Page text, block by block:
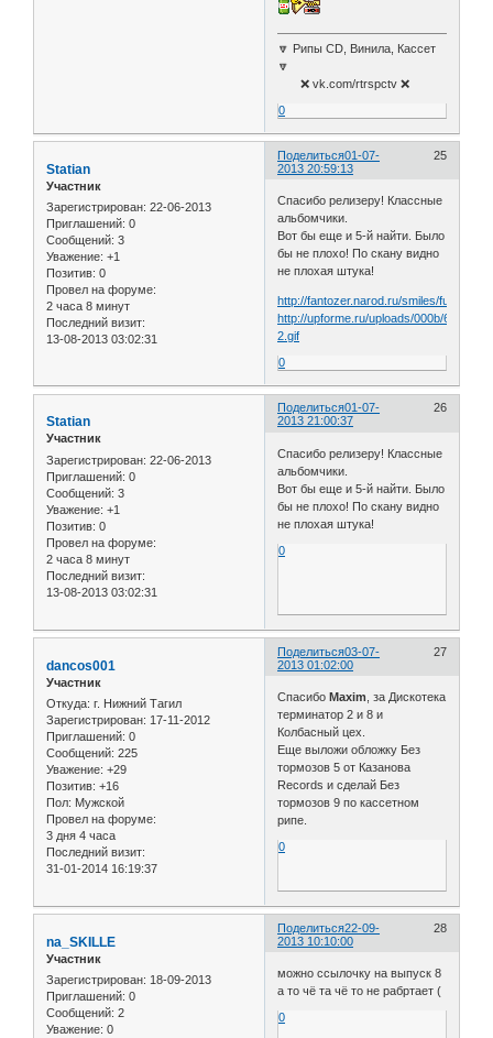
🔽 Рипы CD, Винила, Кассет
🔽
❌ vk.com/rtrspctv ❌
0
Поделиться 25
01-07-
2013 20:59:13
Statian
Участник
Зарегистрирован: 22-06-2013
Приглашений: 0
Сообщений: 3
Уважение: +1
Позитив: 0
Провел на форуме:
2 часа 8 минут
Последний визит:
13-08-2013 03:02:31
Спасибо релизеру! Классные
альбомчики.
Вот бы еще и 5-й найти. Было
бы не плохо! По скану видно
не плохая штука!
http://fantozer.narod.ru/smiles/
http://upforme.ru/uploads/000b/6d/d1/
2.gif
0
Поделиться 26
01-07-
2013 21:00:37
Statian
Участник
Зарегистрирован: 22-06-2013
Приглашений: 0
Сообщений: 3
Уважение: +1
Позитив: 0
Провел на форуме:
2 часа 8 минут
Последний визит:
13-08-2013 03:02:31
Спасибо релизеру! Классные
альбомчики.
Вот бы еще и 5-й найти. Было
бы не плохо! По скану видно
не плохая штука!
0
Поделиться 27
03-07-
2013 01:02:00
dancos001
Участник
Откуда: г. Нижний Тагил
Зарегистрирован: 17-11-2012
Приглашений: 0
Сообщений: 225
Уважение: +29
Позитив: +16
Пол: Мужской
Провел на форуме:
3 дня 4 часа
Последний визит:
31-01-2014 16:19:37
СпасибоMaxim , за Дискотека
терминатор 2 и 8 и
Колбасный цех.
Еще выложи обложку Без
тормозов 5 от Казанова
Records и сделай Без
тормозов 9 по кассетном
рипе.
0
Поделиться 28
22-09-
2013 10:10:00
na_SKILLE
Участник
Зарегистрирован: 18-09-2013
Приглашений: 0
Сообщений: 2
Уважение: 0
можно ссылочку на выпуск 8
а то чё та чё то не рабртает (
0